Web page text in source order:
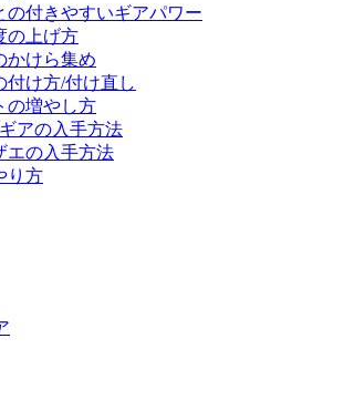
の付きやすいギアパワー
の上げ方
かけら集め
付け方/付け直し
の増やし方
アの入手方法
エの入手方法
り方